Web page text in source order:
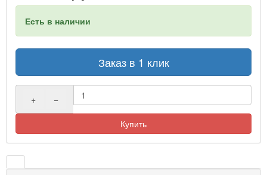
Есть в наличии
Заказ в 1 клик
+ −
Купить